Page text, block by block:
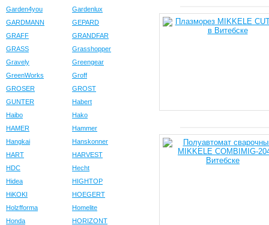
Garden4you
Gardenlux
GARDMANN
GEPARD
GRAFF
GRANDFAR
GRASS
Grasshopper
Gravely
Greengear
GreenWorks
Groff
GROSER
GROST
GUNTER
Habert
Haibo
Hako
HAMER
Hammer
Hangkai
Hanskonner
HART
HARVEST
HDC
Hecht
Hidea
HIGHTOP
HiKOKI
HOEGERT
Holzfforma
Homelite
Honda
HORIZONT